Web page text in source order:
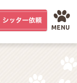
MENU